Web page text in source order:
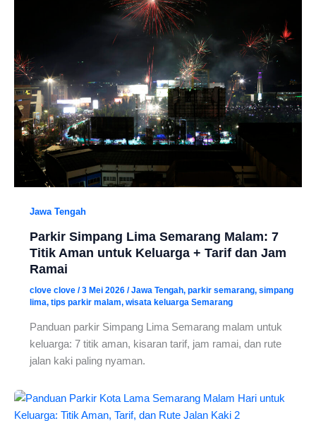
Jawa Tengah
Parkir Simpang Lima Semarang Malam: 7
Titik Aman untuk Keluarga + Tarif dan Jam
Ramai
clove clove /3 Mei 2026 /Jawa Tengah, parkir semarang, simpang
lima, tips parkir malam, wisata keluarga Semarang
Panduan parkir Simpang Lima Semarang malam untuk
keluarga: 7 titik aman, kisaran tarif, jam ramai, dan rute
jalan kaki paling nyaman.